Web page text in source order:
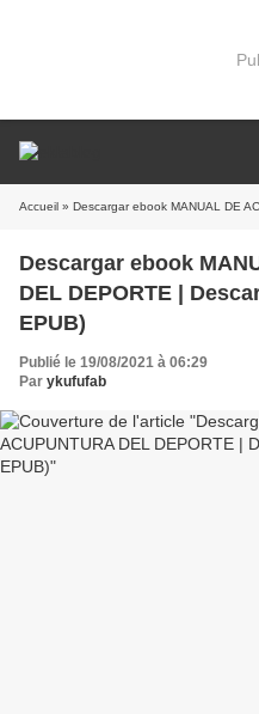
Accueil » Descargar ebook MANUAL DE
Descargar ebook
DEL DEPORTE |
EPUB)
Publié le 19/08/2021 à 06:29
Par ykufufab